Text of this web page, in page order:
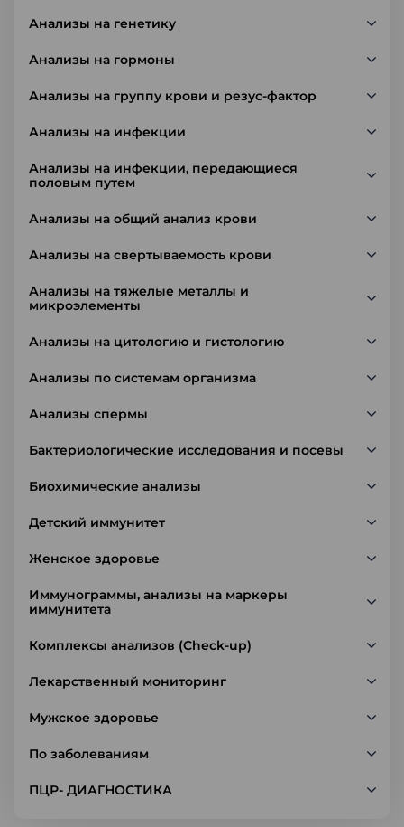
Анализы на генетику
Анализы на гормоны
Анализы на группу крови и резус-фактор
Анализы на инфекции
Анализы на инфекции, передающиеся
половым путем
Анализы на общий анализ крови
Анализы на свертываемость крови
Анализы на тяжелые металлы и
микроэлементы
Анализы на цитологию и гистологию
Анализы по системам организма
Анализы спермы
Бактериологические исследования и посевы
Биохимические анализы
Детский иммунитет
Женское здоровье
Иммунограммы, анализы на маркеры
иммунитета
Комплексы анализов (Check-up)
Лекарственный мониторинг
Мужское здоровье
По заболеваниям
ПЦР- ДИАГНОСТИКА